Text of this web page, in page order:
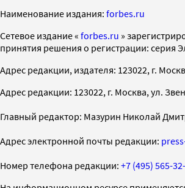
Наименование издания: forbes.ru
Cетевое издание « forbes.ru »
принятия решения о регистрации: серия
Адрес редакции, издателя: 123022, г.
Адрес редакции: 123022, г. Москва, ул.
Главный редактор: Мазурин Николай
Адрес электронной почты редакции:
Номер телефона редакции: +7 (495) 565-